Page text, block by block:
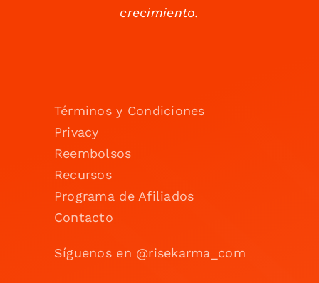
crecimiento.
Términos y Condiciones
Privacy
Reembolsos
Recursos
Programa de Afiliados
Contacto
Síguenos en @risekarma_com